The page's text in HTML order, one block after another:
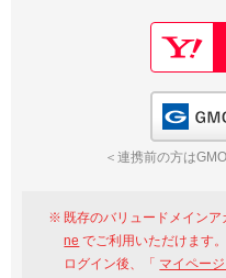
Google
GMO ID
※Amazonは
以下
Google
GMO ID
＜連携前の方は
既存のバリュードメイン
ne でご利用いただけます。
ログイン後、「 マイペー